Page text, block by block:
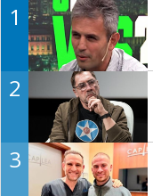
1
2
3